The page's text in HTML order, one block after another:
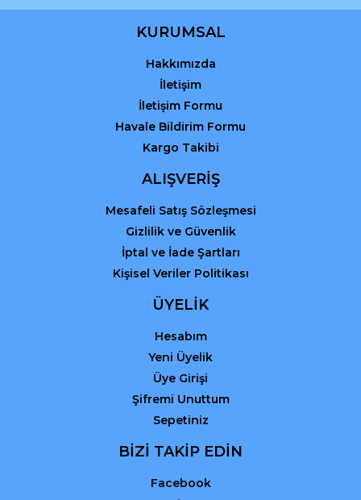
KURUMSAL
Hakkımızda
İletişim
İletişim Formu
Havale Bildirim Formu
Kargo Takibi
ALIŞVERİŞ
Mesafeli Satış Sözleşmesi
Gizlilik ve Güvenlik
İptal ve İade Şartları
Kişisel Veriler Politikası
ÜYELİK
Hesabım
Yeni Üyelik
Üye Girişi
Şifremi Unuttum
Sepetiniz
BİZİ TAKİP EDİN
Facebook